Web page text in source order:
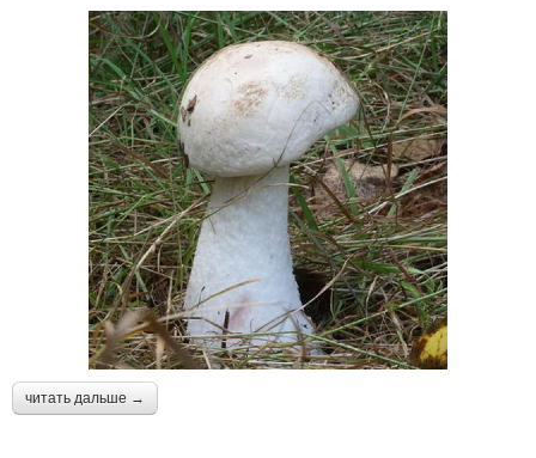
читать дальше →